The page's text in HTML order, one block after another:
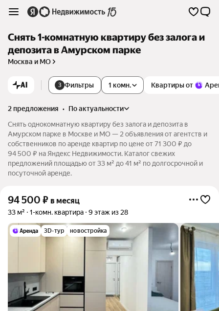
Снять 1-комнатную квартиру без залога и
депозита в Амурском парке
Москва и МО
AI 3 Фильтры Квартиры от
1 комн.
2 предложения •
по актуальности
Снять однокомнатную квартиру без залога и депозита в
Амурском парке в Москве и МО — 2 объявления от агентств и
собственников по аренде квартир по цене от 71 300 ₽ до
94 500 ₽ на Яндекс Недвижимости. Каталог свежих
предложений площадью от 33 м² до 41 м² по долгосрочной и
посуточной аренде.
94 500 ₽ в месяц
33 м² 1-комн. квартира 9 этаж из 28
3D-тур новостройка